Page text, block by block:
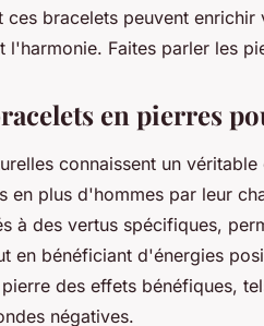
bracelets peuvent
l'harmonie. Faites parler les
en pierres
connaissent un
en plus d'hommes par leur
à des vertus spécifiques,
en bénéficiant d'énergies
des effets bénéfiques,
négatives.